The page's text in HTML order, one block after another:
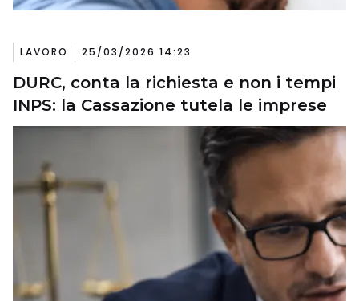
LAVORO 25/03/2026 14:23
DURC, conta la richiesta e non i tempi
INPS: la Cassazione tutela le imprese